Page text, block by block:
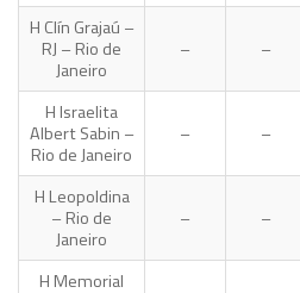
H Clín Grajaú –
RJ – Rio de
Janeiro
– –
H Israelita
Albert Sabin –
Rio de Janeiro
– –
H Leopoldina
– Rio de
Janeiro
– –
H Memorial